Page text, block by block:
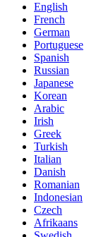
English
French
German
Portuguese
Spanish
Russian
Japanese
Korean
Arabic
Irish
Greek
Turkish
Italian
Danish
Romanian
Indonesian
Czech
Afrikaans